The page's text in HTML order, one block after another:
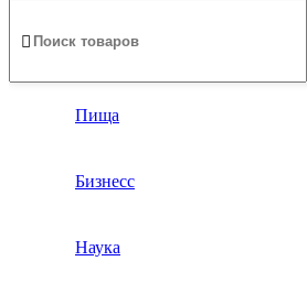
Пища
Бизнесс
Наука